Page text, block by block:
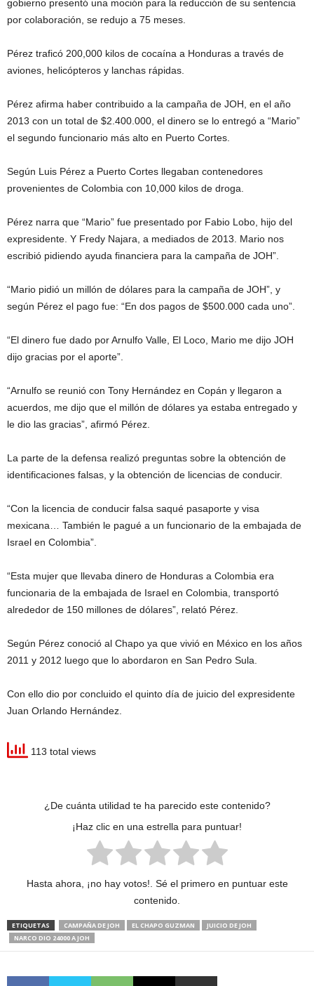
gobierno presentó una moción para la reducción de su sentencia
por colaboración, se redujo a 75 meses.
Pérez traficó 200,000 kilos de cocaína a Honduras a través de
aviones, helicópteros y lanchas rápidas.
Pérez afirma haber contribuido a la campaña de JOH, en el año
2013 con un total de $2.400.000, el dinero se lo entregó a “Mario”
el segundo funcionario más alto en Puerto Cortes.
Según Luis Pérez a Puerto Cortes llegaban contenedores
provenientes de Colombia con 10,000 kilos de droga.
Pérez narra que “Mario” fue presentado por Fabio Lobo, hijo del
expresidente. Y Fredy Najara, a mediados de 2013. Mario nos
escribió pidiendo ayuda financiera para la campaña de JOH”.
“Mario pidió un millón de dólares para la campaña de JOH”, y
según Pérez el pago fue: “En dos pagos de $500.000 cada uno”.
“El dinero fue dado por Arnulfo Valle, El Loco, Mario me dijo JOH
dijo gracias por el aporte”.
“Arnulfo se reunió con Tony Hernández en Copán y llegaron a
acuerdos, me dijo que el millón de dólares ya estaba entregado y
le dio las gracias”, afirmó Pérez.
La parte de la defensa realizó preguntas sobre la obtención de
identificaciones falsas, y la obtención de licencias de conducir.
“Con la licencia de conducir falsa saqué pasaporte y visa
mexicana… También le pagué a un funcionario de la embajada de
Israel en Colombia”.
“Esta mujer que llevaba dinero de Honduras a Colombia era
funcionaria de la embajada de Israel en Colombia, transportó
alrededor de 150 millones de dólares”, relató Pérez.
Según Pérez conoció al Chapo ya que vivió en México en los años
2011 y 2012 luego que lo abordaron en San Pedro Sula.
Con ello dio por concluido el quinto día de juicio del expresidente
Juan Orlando Hernández.
113 total views
¿De cuánta utilidad te ha parecido este contenido?
¡Haz clic en una estrella para puntuar!
Hasta ahora, ¡no hay votos!. Sé el primero en puntuar este
contenido.
ETIQUETAS CAMPAÑA DE JOH EL CHAPO GUZMAN
JUICIO DE JOH
NARCO DIO 24000 A JOH